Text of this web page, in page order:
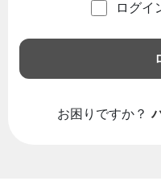
ログイ
お困りですか？